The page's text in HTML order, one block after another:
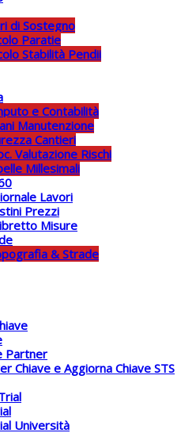
di Sostegno
Paratie
Stabilità Pendii
e Contabilità
Manutenzione
Cantieri
Valutazione Rischi
Millesimali
Lavori
Prezzi
Misure
& Strade
Partner
Chiave e Aggiorna Chiave STS
Università